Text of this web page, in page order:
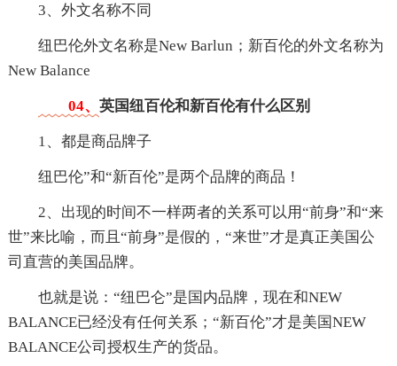
3、外文名称不同
纽巴伦外文名称是New Barlun；新百伦的外文名称为
New Balance
04、 英国纽百伦和新百伦有什么区别
1、都是商品牌子
纽巴伦”和“新百伦”是两个品牌的商品！
2、出现的时间不一样两者的关系可以用“前身”和“来
世”来比喻，而且“前身”是假的，“来世”才是真正美国公
司直营的美国品牌。
也就是说：“纽巴仑”是国内品牌，现在和NEW
BALANCE已经没有任何关系；“新百伦”才是美国NEW
BALANCE公司授权生产的货品。